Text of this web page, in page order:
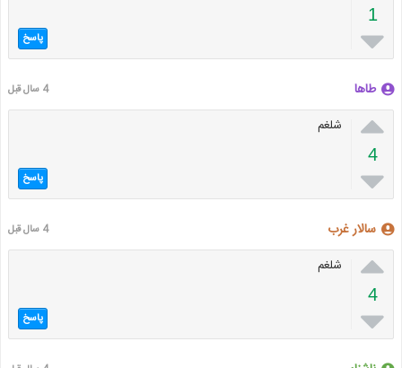
1
 پاسخ
طاها 4 سال قبل

4

شلغم
پاسخ
سالار غرب 4 سال قبل

4

شلغم
پاسخ